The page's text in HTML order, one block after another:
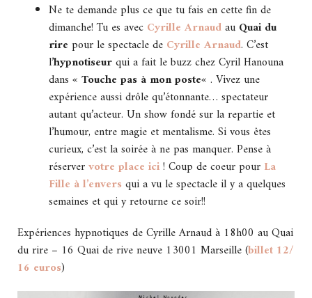
Ne te demande plus ce que tu fais en cette fin de
dimanche! Tu es avec Cyrille Arnaudau Quai du
rire pour le spectacle de Cyrille Arnaud. C’est
l’hypnotiseurqui a fait le buzz chez Cyril Hanouna
dans « Touche pas à mon poste« . Vivez une
expérience aussi drôle qu’étonnante… spectateur
autant qu’acteur. Un show fondé sur la repartie et
l’humour, entre magie et mentalisme. Si vous êtes
curieux, c’est la soirée à ne pas manquer. Pense à
réservervotre place ici! Coup de coeur pour La
Fille à l’envers qui a vu le spectacle il y a quelques
semaines et qui y retourne ce soir!!
Expériences hypnotiques de Cyrille Arnaud à 18h00 au Quai
du rire – 16 Quai de rive neuve 13001 Marseille (billet 12/
16 euros)